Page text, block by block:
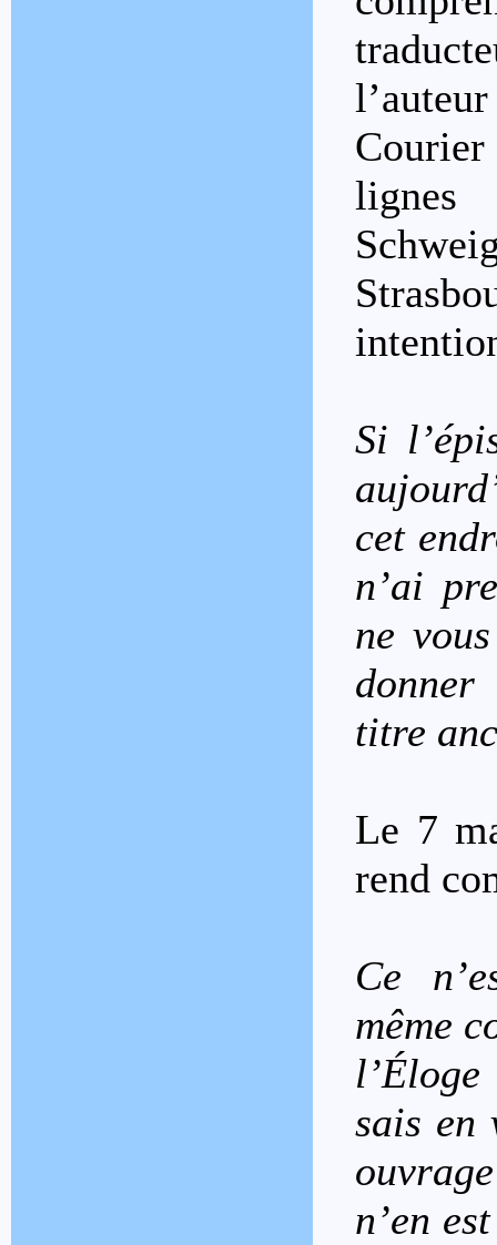
lignes
Si
cet
n’ai
ne
titre
Le 7
rend
Ce
même
sais en
n’en